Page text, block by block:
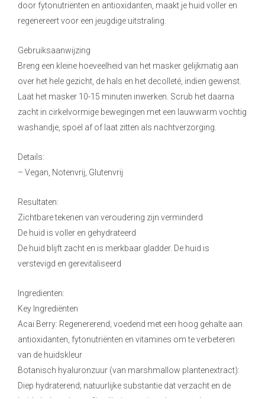
door fytonutriënten en antioxidanten, maakt je huid voller en
regenereert voor een jeugdige uitstraling.
Gebruiksaanwijzing
Breng een kleine hoeveelheid van het masker gelijkmatig aan
over het hele gezicht, de hals en het decolleté, indien gewenst.
Laat het masker 10-15 minuten inwerken. Scrub het daarna
zacht in cirkelvormige bewegingen met een lauwwarm vochtig
washandje, spoel af of laat zitten als nachtverzorging.
Details:
– Vegan, Notenvrij, Glutenvrij
Resultaten:
Zichtbare tekenen van veroudering zijn verminderd
De huid is voller en gehydrateerd
De huid blijft zacht en is merkbaar gladder. De huid is
verstevigd en gerevitaliseerd
Ingredienten:
Key Ingrediënten
Acai Berry: Regenererend; voedend met een hoog gehalte aan
antioxidanten, fytonutriënten en vitamines om te verbeteren
van de huidskleur
Botanisch hyaluronzuur (van marshmallow plantenextract):
Diep hydraterend; natuurlijke substantie dat verzacht en de